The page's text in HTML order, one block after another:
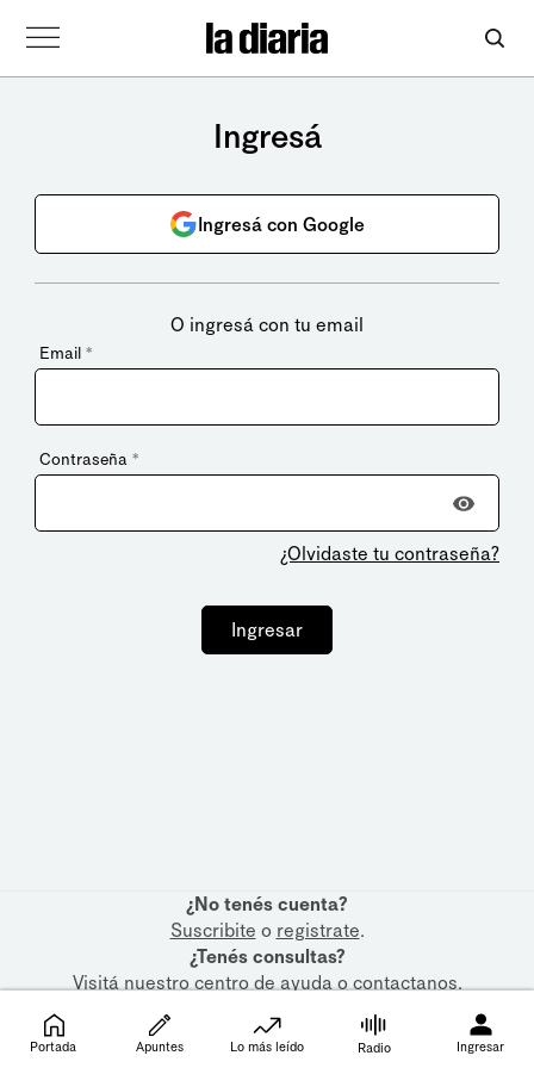
Ingresá
Ingresá con Google
O ingresá con tu email
Email *
Contraseña *
¿Olvidaste tu contraseña?
Ingresar
¿No tenés cuenta?
Suscribite o registrate.
¿Tenés consultas?
Visitá nuestrocentro de ayudaocontactanos.
Portada Apuntes Lo más leído Radio Ingresar